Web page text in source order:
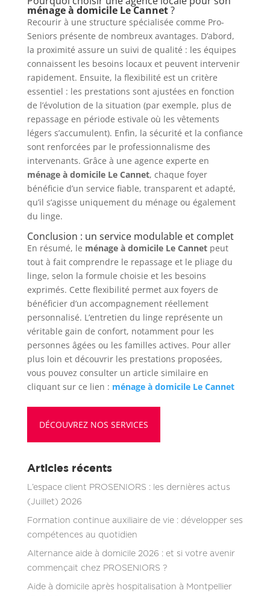
ménage à domicile Le Cannet?
Recourir à une structure spécialisée comme Pro-
Seniors présente de nombreux avantages. D’abord,
la proximité assure un suivi de qualité : les équipes
connaissent les besoins locaux et peuvent intervenir
rapidement. Ensuite, la flexibilité est un critère
essentiel : les prestations sont ajustées en fonction
de l’évolution de la situation (par exemple, plus de
repassage en période estivale où les vêtements
légers s’accumulent). Enfin, la sécurité et la confiance
sont renforcées par le professionnalisme des
intervenants. Grâce à une agence experte en
ménage à domicile Le Cannet, chaque foyer
bénéficie d’un service fiable, transparent et adapté,
qu’il s’agisse uniquement du ménage ou également
du linge.
Conclusion : un service modulable et complet
En résumé, le ménage à domicile Le Cannetpeut
tout à fait comprendre le repassage et le pliage du
linge, selon la formule choisie et les besoins
exprimés. Cette flexibilité permet aux foyers de
bénéficier d’un accompagnement réellement
personnalisé. L’entretien du linge représente un
véritable gain de confort, notamment pour les
personnes âgées ou les familles actives. Pour aller
plus loin et découvrir les prestations proposées,
vous pouvez consulter un article similaire en
cliquant sur ce lien : ménage à domicile Le Cannet
DÉCOUVREZ NOS SERVICES
Articles récents
L’espace client PROSENIORS : les dernières actus
(Juillet) 2026
Formation continue auxiliaire de vie : développer ses
compétences au quotidien
Alternance aide à domicile 2026 : et si votre avenir
commençait chez PROSENIORS ?
Aide à domicile après hospitalisation à Montpellier